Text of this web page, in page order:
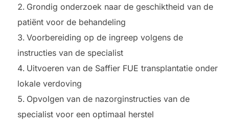
Grondig onderzoek naar de geschiktheid van de
patiënt voor de behandeling
Voorbereiding op de ingreep volgens de
instructies van de specialist
Uitvoeren van de Saffier FUE transplantatie onder
lokale verdoving
Opvolgen van de nazorginstructies van de
specialist voor een optimaal herstel